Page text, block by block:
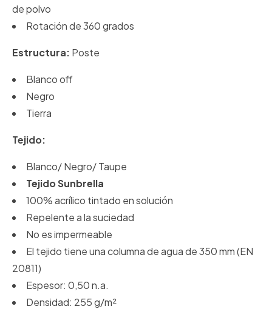
de polvo
Rotación de 360 grados
Estructura: Poste
Blanco off
Negro
Tierra
Tejido:
Blanco/ Negro/ Taupe
Tejido Sunbrella
100% acrílico tintado en solución
Repelente a la suciedad
No es impermeable
El tejido tiene una columna de agua de 350 mm (EN
20811)
Espesor: 0,50 n.a.
Densidad: 255 g/m²